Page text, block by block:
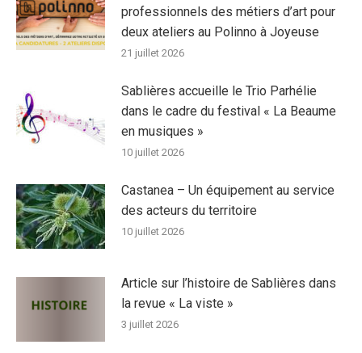
professionnels des métiers d’art pour
deux ateliers au Polinno à Joyeuse
21 juillet 2026
Sablières accueille le Trio Parhélie
dans le cadre du festival « La Beaume
en musiques »
10 juillet 2026
Castanea – Un équipement au service
des acteurs du territoire
10 juillet 2026
Article sur l’histoire de Sablières dans
la revue « La viste »
3 juillet 2026